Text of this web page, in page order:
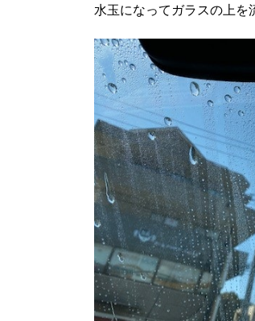
水玉になってガラスの上を